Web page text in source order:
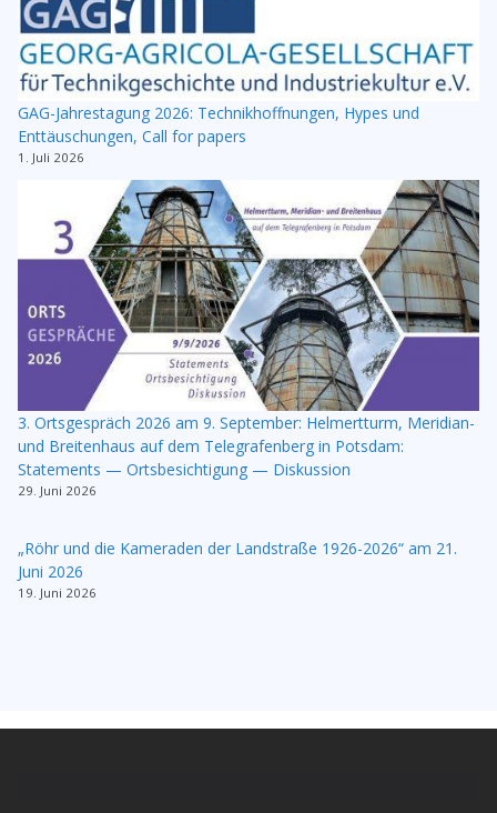
GAG-Jahrestagung 2026: Technikhoffnungen, Hypes und
Enttäuschungen, Call for papers
1. Juli 2026
3. Ortsgespräch 2026 am 9. September: Helmertturm, Meridian-
und Breitenhaus auf dem Telegrafenberg in Potsdam:
Statements — Ortsbesichtigung — Diskussion
29. Juni 2026
„Röhr und die Kameraden der Landstraße 1926-2026“ am 21.
Juni 2026
19. Juni 2026